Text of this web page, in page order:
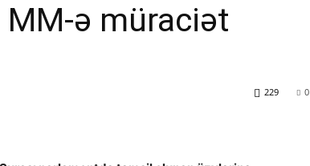
MM-ə müraciət
0
229